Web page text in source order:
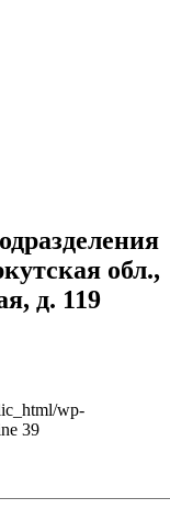
обл.,
д. 119
wp-
39